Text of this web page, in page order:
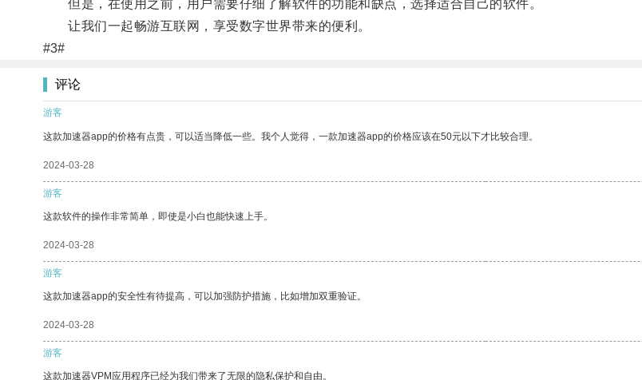
但是，在使用之前，用户需要仔细了解软件的功能和缺点，选择适合自己的软件。
让我们一起畅游互联网，享受数字世界带来的便利。
#3#
评论
游客
这款加速器app的价格有点贵，可以适当降低一些。我个人觉得，一款加速器app的价格应该在50元以下才比较合理。
2024-03-28
游客
这款软件的操作非常简单，即使是小白也能快速上手。
2024-03-28
游客
这款加速器app的安全性有待提高，可以加强防护措施，比如增加双重验证。
2024-03-28
游客
这款加速器VPM应用程序已经为我们带来了无限的隐私保护和自由。